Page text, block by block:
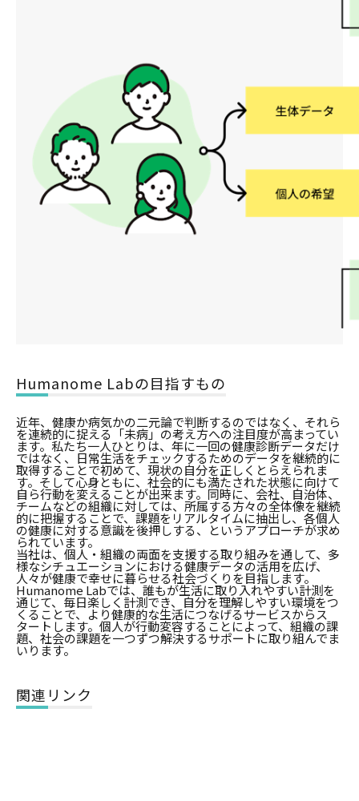
Humanome Labの目指すもの
近年、健康か病気かの二元論で判断するのではなく、それら
を連続的に捉える「未病」の考え方への注目度が高まってい
ます。私たち一人ひとりは、年に一回の健康診断データだけ
ではなく、日常生活をチェックするためのデータを継続的に
取得することで初めて、現状の自分を正しくとらえられま
す。そして心身ともに、社会的にも満たされた状態に向けて
自ら行動を変えることが出来ます。同時に、会社、自治体、
チームなどの組織に対しては、所属する方々の全体像を継続
的に把握することで、課題をリアルタイムに抽出し、各個人
の健康に対する意識を後押しする、というアプローチが求め
られています。
当社は、個人・組織の両面を支援する取り組みを通して、多
様なシチュエーションにおける健康データの活用を広げ、
人々が健康で幸せに暮らせる社会づくりを目指します。
Humanome Labでは、誰もが生活に取り入れやすい計測を
通じて、毎日楽しく計測でき、自分を理解しやすい環境をつ
くることで、より健康的な生活につなげるサービスからス
タートします。個人が行動変容することによって、組織の課
題、社会の課題を一つずつ解決するサポートに取り組んでま
いります。
関連リンク